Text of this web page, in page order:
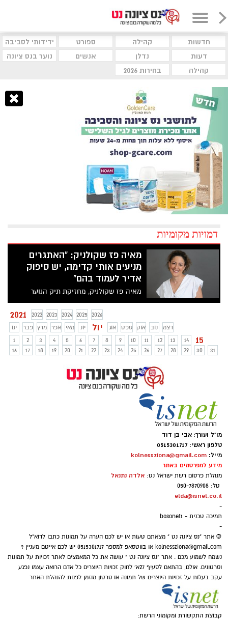
חדשות קהילה ספורט
ידידותי לסביבה
דעות
נדלן אנשים
נוער בנס ציונה
קהילה
בחירות 2026
דמויות מקומיות
מאיה פז שקולניק: "האתגרים
מניעים אותי קדימה, יש סיפוק
אדיר לעמוד בהם"
מאיה פז שקולניק, מחזיקת תיק הנוער
בעירייה, מציינת בקרוב 3 שנים בתפקיד
ומסמנת מטרות: "ננסה לפתח קהילות, נס
ציונה מושלמת לזה. הצלחנו להרים מספר
מיזמים חשובים גם בתקופת הקורונה. אנחנו
לא שוקטים על השמרים, אנחנו מפזרים את
הפעילות בכל רחבי העיר. זה כיף אדיר להנות
מראש פתוח, מהשראות, להיות מחוברים לכל
מה שמלהיב ילדים ונוער ולהביא את זה לכאן"
2021 2022 2023 2024 2025
2026
ינו
פבר מרץ אפר מאי יונ יול אוג ספט אוק נוב
דצמ
1
2 3 4 5 6 7 8 9 10 11 12 13 14 15
16 17 18 19 20 21 22 23 24 25 26 27 28 29 30 31
מו"ל ועורך: אבי בן דוד
טלפון ראשי: 0515301717
מייל: kolnessziona@gmail.com
מידע למפרסמים באתר
מנהלת פרסום רשת ישראל נט: אלדה נתנאל
טל: 050-7870908
elda@isnet.co.il
-
תמיכה טכנית - bosonet1
-
© אתר "נס ציונה נט " מצאתם טעות או יש לכם הערה על תמונות כתבו לדוא"ל
kolnessziona@gmail.com
או בווטסאפ למספר 0515301717 יש לכם אייטם מעניין ?
נשמח לשמוע מכם . אתר "נס ציונה נט " עושה את כל המאמצים לאתר זכויות על תמונות
וסרטונים. אולם, בהתאם לסעיף 27א' לחוק זכויות היוצרים כל אדם הרואה עצמו נפגע
עקב בעלות על זכויות היוצרים של תמונה או סרטון מוזמן לפנות להנהלת האתר
קבוצת התקשורת ומקומוני הרשת: